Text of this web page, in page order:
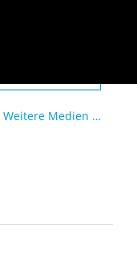
Weitere Medien …